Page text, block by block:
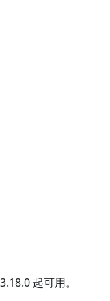
起可用。